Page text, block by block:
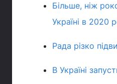
Більше, ніж
Україні в 2020
Рада різко
В Україні